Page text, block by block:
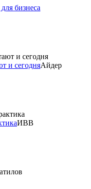
бизнеса
и сегодняАйдер
ИВВ